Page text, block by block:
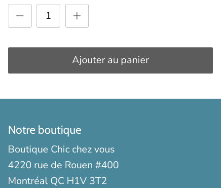
Ajouter au panier
Notre boutique
Boutique Chic chez vous
4220 rue de Rouen #400
Montréal QC H1V 3T2